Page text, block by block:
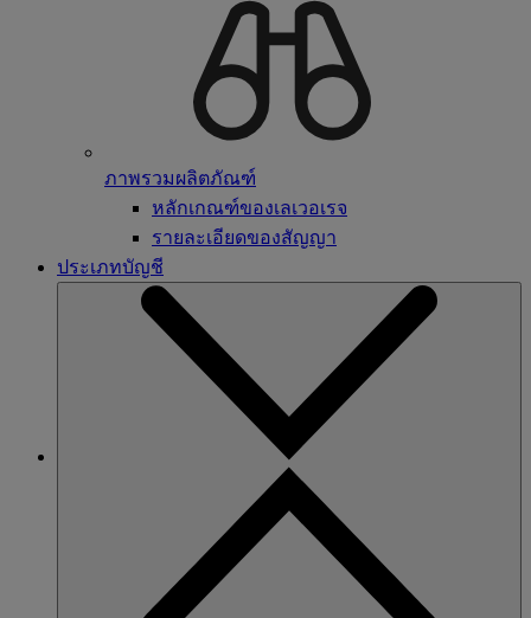
ภาพรวมผลิตภัณฑ์
หลักเกณฑ์ของเลเวอเรจ
รายละเอียดของสัญญา
ประเภทบัญชี